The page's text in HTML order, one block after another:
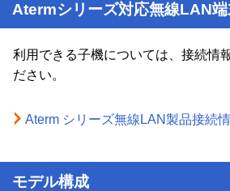
Atermシリーズ対応無線LAN端
利用できる子機については、接続情
ださい。
Aterm シリーズ無線LAN製品接続
モデル構成